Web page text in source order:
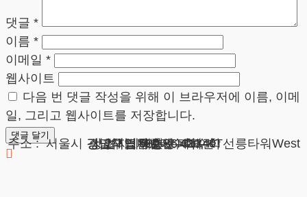
댓글 *
이름 *
이메일 *
웹사이트
다음 번 댓글 작성을 위해 이 브라우저에 이름, 이메
일, 그리고 웹사이트를 저장합니다.
상호 : 법무법인 테헤란
사업자 : 589-86-01340
대표자 : 이수학
주소 : 서울시 강남구 테헤란로 420, KT선릉타워West 9층
광고책임변호사 : 이수학